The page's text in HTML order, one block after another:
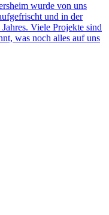
wurde von uns
und in der
Viele Projekte sind
was noch alles auf uns